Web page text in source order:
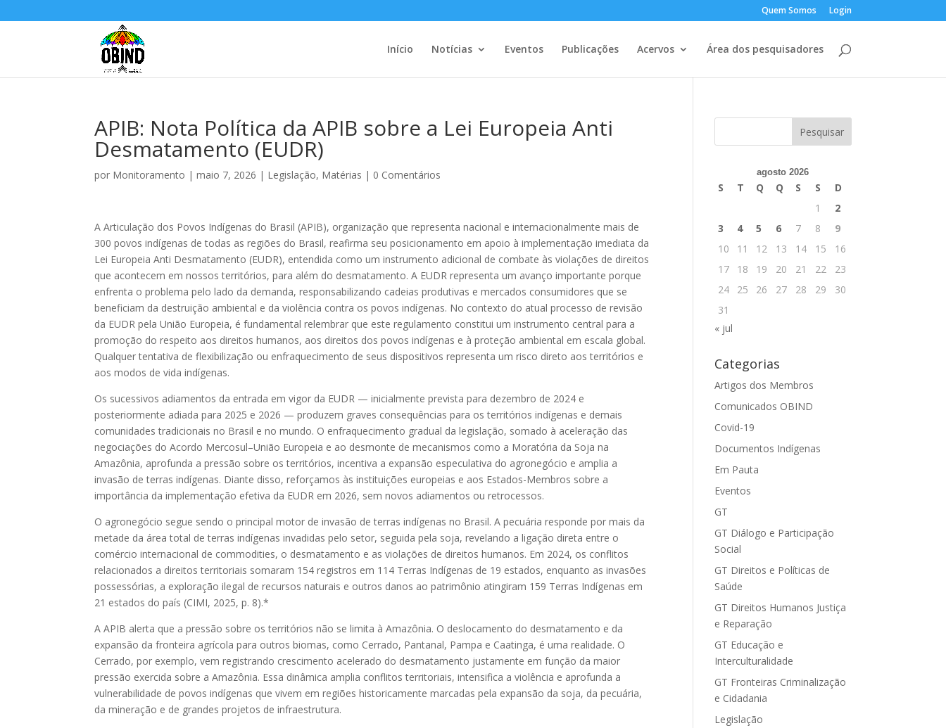
Quem Somos Login
Início Notícias Eventos Publicações Acervos Área dos pesquisadores
APIB: Nota Política da APIB sobre a Lei Europeia Anti
Desmatamento (EUDR)
por Monitoramento |maio 7, 2026 | Legislação, Matérias | 0 Comentários
A Articulação dos Povos Indígenas do Brasil (APIB), organização que representa nacional e internacionalmente mais de
300 povos indígenas de todas as regiões do Brasil, reafirma seu posicionamento em apoio à implementação imediata da
Lei Europeia Anti Desmatamento (EUDR), entendida como um instrumento adicional de combate às violações de direitos
que acontecem em nossos territórios, para além do desmatamento. A EUDR representa um avanço importante porque
enfrenta o problema pelo lado da demanda, responsabilizando cadeias produtivas e mercados consumidores que se
beneficiam da destruição ambiental e da violência contra os povos indígenas. No contexto do atual processo de revisão
da EUDR pela União Europeia, é fundamental relembrar que este regulamento constitui um instrumento central para a
promoção do respeito aos direitos humanos, aos direitos dos povos indígenas e à proteção ambiental em escala global.
Qualquer tentativa de flexibilização ou enfraquecimento de seus dispositivos representa um risco direto aos territórios e
aos modos de vida indígenas.
Os sucessivos adiamentos da entrada em vigor da EUDR — inicialmente prevista para dezembro de 2024 e
posteriormente adiada para 2025 e 2026 — produzem graves consequências para os territórios indígenas e demais
comunidades tradicionais no Brasil e no mundo. O enfraquecimento gradual da legislação, somado à aceleração das
negociações do Acordo Mercosul–União Europeia e ao desmonte de mecanismos como a Moratória da Soja na
Amazônia, aprofunda a pressão sobre os territórios, incentiva a expansão especulativa do agronegócio e amplia a
invasão de terras indígenas. Diante disso, reforçamos às instituições europeias e aos Estados-Membros sobre a
importância da implementação efetiva da EUDR em 2026, sem novos adiamentos ou retrocessos.
O agronegócio segue sendo o principal motor de invasão de terras indígenas no Brasil. A pecuária responde por mais da
metade da área total de terras indígenas invadidas pelo setor, seguida pela soja, revelando a ligação direta entre o
comércio internacional de commodities, o desmatamento e as violações de direitos humanos. Em 2024, os conflitos
relacionados a direitos territoriais somaram 154 registros em 114 Terras Indígenas de 19 estados, enquanto as invasões
possessórias, a exploração ilegal de recursos naturais e outros danos ao patrimônio atingiram 159 Terras Indígenas em
21 estados do país (CIMI, 2025, p. 8).*
A APIB alerta que a pressão sobre os territórios não se limita à Amazônia. O deslocamento do desmatamento e da
expansão da fronteira agrícola para outros biomas, como Cerrado, Pantanal, Pampa e Caatinga, é uma realidade. O
Cerrado, por exemplo, vem registrando crescimento acelerado do desmatamento justamente em função da maior
pressão exercida sobre a Amazônia. Essa dinâmica amplia conflitos territoriais, intensifica a violência e aprofunda a
vulnerabilidade de povos indígenas que vivem em regiões historicamente marcadas pela expansão da soja, da pecuária,
da mineração e de grandes projetos de infraestrutura.
agosto 2026
S T Q Q S S
D
1
2
3
4 5 6 7 8
9
10
11 12 13 14 15
16
17
18 19 20 21 22
23
24
25 26 27 28 29
30
31
« jul
Categorias
Artigos dos Membros
Comunicados OBIND
Covid-19
Documentos Indígenas
Em Pauta
Eventos
GT
GT Diálogo e Participação
Social
GT Direitos e Políticas de
Saúde
GT Direitos Humanos Justiça
e Reparação
GT Educação e
Interculturalidade
GT Fronteiras Criminalização
e Cidadania
Legislação